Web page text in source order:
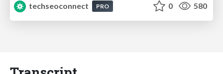
techseoconnect
PRO 0 580